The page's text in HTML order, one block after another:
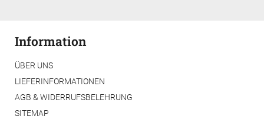
Information
ÜBER UNS
LIEFERINFORMATIONEN
AGB & WIDERRUFSBELEHRUNG
SITEMAP